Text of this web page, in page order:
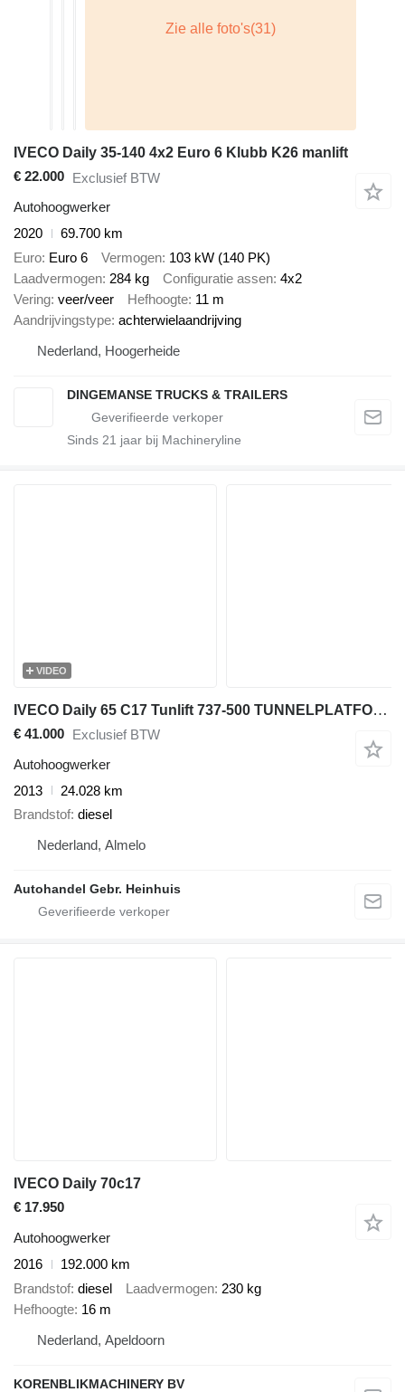
IVECO Daily 35-140 4x2 Euro 6 Klubb K26 manlift
€ 22.000 Exclusief BTW
Autohoogwerker
2020
69.700 km
Euro Euro 6 Vermogen 103 kW (140 PK)
Laadvermogen 284 kg Configuratie assen 4x2
Vering veer/veer Hefhoogte 11 m
Aandrijvingstype achterwielaandrijving
Nederland, Hoogerheide
DINGEMANSE TRUCKS & TRAILERS
Sinds 21 jaar bij Machineryline
VIDEO
IVECO Daily 65 C17 Tunlift 737-500 TUNNELPLATFORM!
€ 41.000 Exclusief BTW
Autohoogwerker
2013
24.028 km
Brandstof diesel
Nederland, Almelo
Autohandel Gebr. Heinhuis
IVECO Daily 70c17
€ 17.950
Autohoogwerker
2016
192.000 km
Brandstof diesel Laadvermogen 230 kg
Hefhoogte 16 m
Nederland, Apeldoorn
KORENBLIKMACHINERY BV